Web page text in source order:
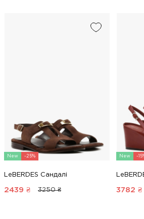
New -25%
LeBERDES Сандалі
2439 ₴ 3250 ₴
New -
3782 ₴